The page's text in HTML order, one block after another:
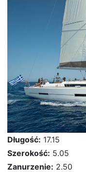
Długość: 17.15
Szerokość: 5.05
Zanurzenie: 2.50